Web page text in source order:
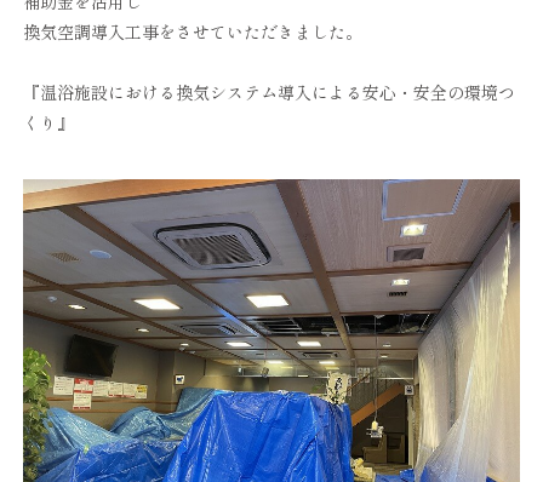
換気空調導入工事をさせていただきました。
『温浴施設における換気システム導入による安心・安全の環境つ
くり』